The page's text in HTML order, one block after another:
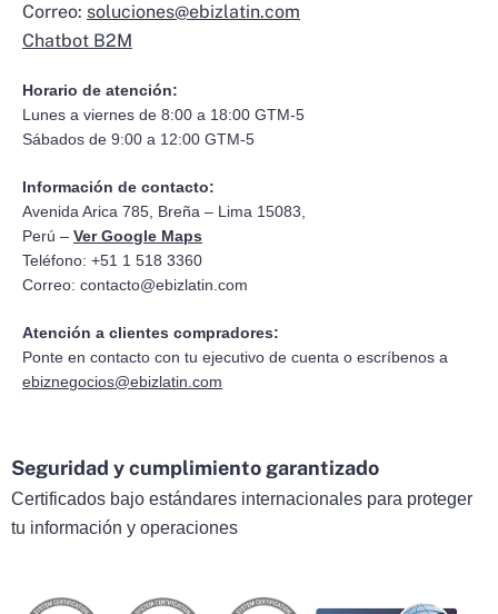
Correo: soluciones@ebizlatin.com
Chatbot B2M
Horario de atención:
Lunes a viernes de 8:00 a 18:00 GTM-5
Sábados de 9:00 a 12:00 GTM-5
Información de contacto:
Avenida Arica 785, Breña – Lima 15083,
Perú – Ver Google Maps
Teléfono: +51 1 518 3360
Correo: contacto@ebizlatin.com
Atención a clientes compradores:
Ponte en contacto con tu ejecutivo de cuenta o escríbenos a
ebiznegocios@ebizlatin.com
Seguridad y cumplimiento garantizado
Certificados bajo estándares internacionales para proteger
tu información y operaciones